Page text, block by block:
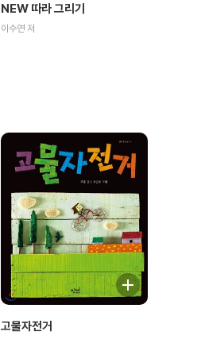
NEW 따라 그리기
이수연 저
고물자전거